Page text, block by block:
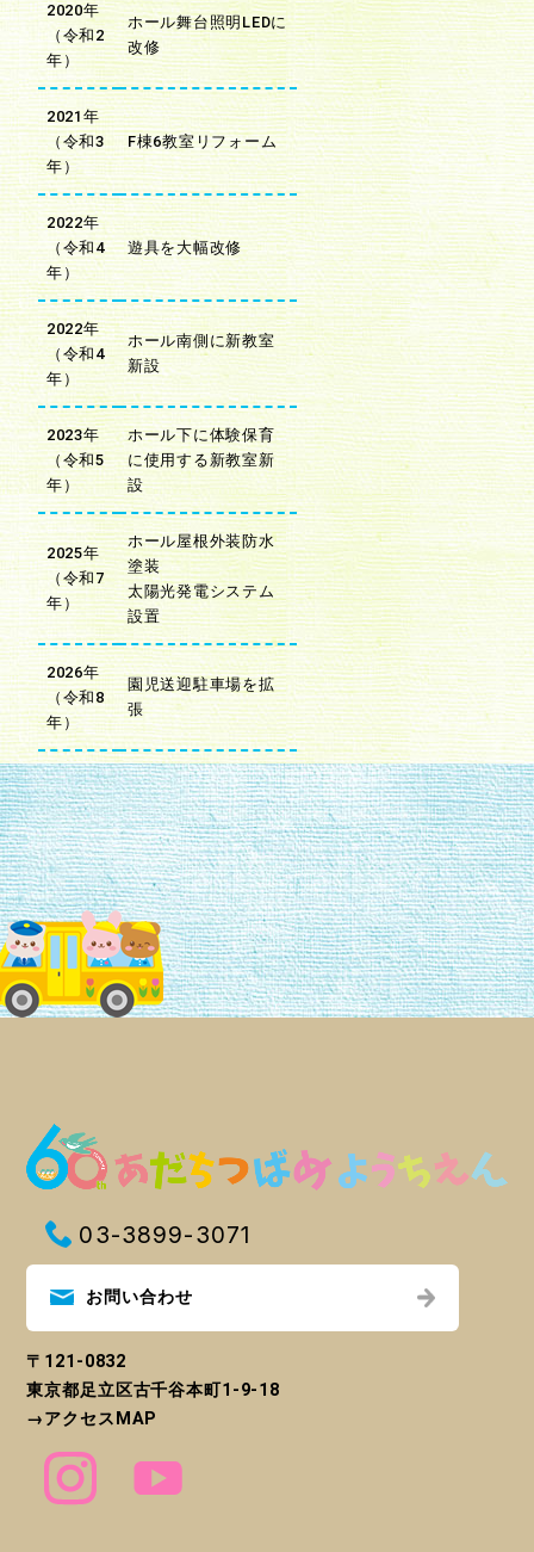
2020年
（令和2
年）
ホール舞台照明LEDに
改修
2021年
（令和3
年）
F棟6教室リフォーム
2022年
（令和4
年）
遊具を大幅改修
2022年
（令和4
年）
ホール南側に新教室
新設
2023年
（令和5
年）
ホール下に体験保育
に使用する新教室新
設
2025年
（令和7
年）
ホール屋根外装防水
塗装
太陽光発電システム
設置
2026年
（令和8
年）
園児送迎駐車場を拡
張
03-3899-3071
お問い合わせ
〒121-0832
東京都足立区古千谷本町1-9-18
→アクセスMAP